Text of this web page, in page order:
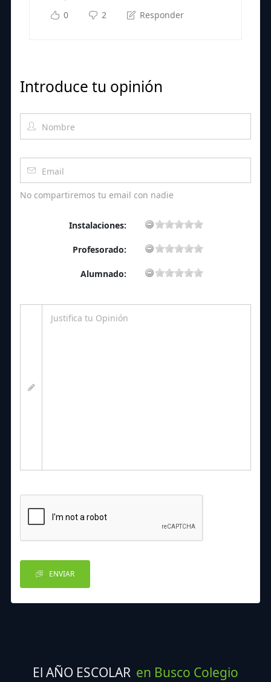
0
2 Responder
Introduce tu opinión
No compartiremos tu email con nadie
Instalaciones:
Profesorado:
Alumnado:
ENVIAR
El AÑO ESCOLAR en Busco Colegio